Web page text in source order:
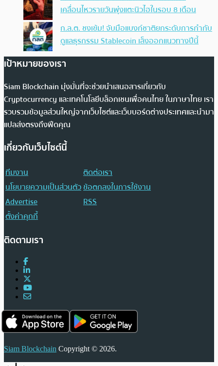
เคลื่อนไหวรายวันพุ่งแตะนิวไฮในรอบ 8 เดือน
ก.ล.ต. ชงเข้ม! จับมือแบงก์ชาติยกระดับการกำกับ
ดูแลธุรกรรม Stablecoin เล็งออกแนวทางปีนี้
เป้าหมายของเรา
Siam Blockchain มุ่งมั่นที่จะช่วยนำเสนอสารเกี่ยวกับ
Cryptocurrency และเทคโนโลยีบล็อกเชนเพื่อคนไทย ในภาษาไทย เรา
รวบรวมข้อมูลส่วนใหญ่จากเว็บไซต์และเว็บบอร์ดต่างประเทศและนำมา
แปลส่งตรงถึงฟีดคุณ
เกี่ยวกับเว็บไซต์นี้
ทีมงาน
ติดต่อเรา
นโยบายความเป็นส่วนตัวข้อตกลงในการใช้งาน
Advertise
RSS
ตั้งค่าคุกกี้
ติดตามเรา
Siam Blockchain Copyright © 2026.